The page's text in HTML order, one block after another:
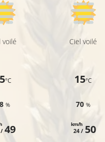
voilé
°C
%
/49
Ciel voilé
15°C
70%
24 /
km/h 50